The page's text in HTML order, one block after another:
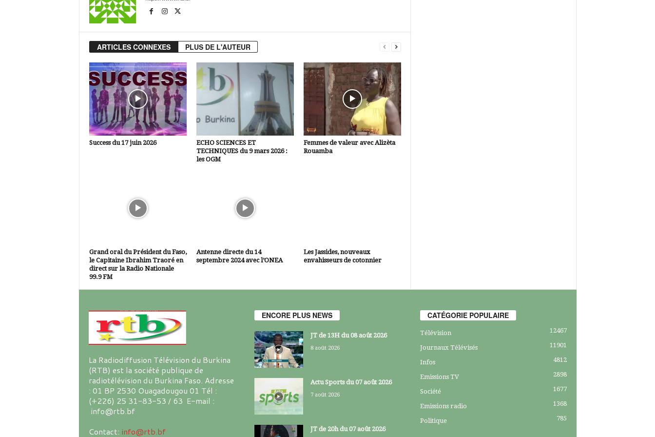
ARTICLES CONNEXES PLUS DE L'AUTEUR
Success du 17 juin 2026
ECHO SCIENCES ET
TECHNIQUES du 9 mars 2026 :
les OGM
Femmes de valeur avec Alizèta
Rouamba
Grand oral du Président du Faso,
le Capitaine Ibrahim Traoré en
direct sur la Radio Nationale
99.9 FM
Antenne directe du 14
septembre 2024 avec l’ONEA
Les Jassides, nouveaux
envahisseurs de cotonnier
La Radiodiffusion Télévision du Burkina
(RTB) est la société publique de
radiotélévision du Burkina Faso. Adresse
: 01 BP 2530 Ouagadougou 01 Tél :
(+226) 25 31-83-53 / 63 E-mail :
info@rtb.bf
Contact: info@rtb.bf
ENCORE PLUS NEWS
JT de 13H du 08 août 2026
8 août 2026
Actu Sports du 07 août 2026
7 août 2026
JT de 20h du 07 août 2026
CATÉGORIE POPULAIRE
Télévision 12467
Journaux Télévisés 11901
Infos 4812
Emissions TV 2898
Société 1677
Emissions radio 1368
Politique 785